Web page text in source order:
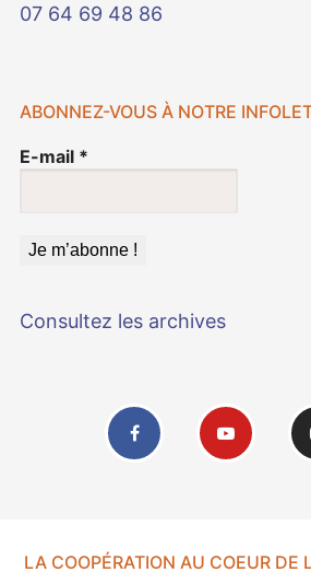
07 64 69 48 86
ABONNEZ-VOUS À NOTRE
E-mail *
Consultez les archives
LA COOPÉRATION AU COEUR DE